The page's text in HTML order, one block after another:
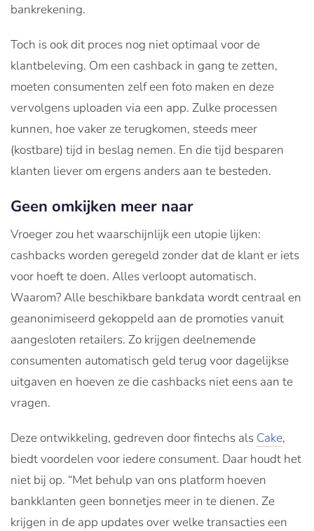
bankrekening.
Toch is ook dit proces nog niet optimaal voor de
klantbeleving. Om een cashback in gang te zetten,
moeten consumenten zelf een foto maken en deze
vervolgens uploaden via een app. Zulke processen
kunnen, hoe vaker ze terugkomen, steeds meer
(kostbare) tijd in beslag nemen. En die tijd besparen
klanten liever om ergens anders aan te besteden.
Geen omkijken meer naar
Vroeger zou het waarschijnlijk een utopie lijken:
cashbacks worden geregeld zonder dat de klant er iets
voor hoeft te doen. Alles verloopt automatisch.
Waarom? Alle beschikbare bankdata wordt centraal en
geanonimiseerd gekoppeld aan de promoties vanuit
aangesloten retailers. Zo krijgen deelnemende
consumenten automatisch geld terug voor dagelijkse
uitgaven en hoeven ze die cashbacks niet eens aan te
vragen.
Deze ontwikkeling, gedreven door fintechs als Cake,
biedt voordelen voor iedere consument. Daar houdt het
niet bij op. “Met behulp van ons platform hoeven
bankklanten geen bonnetjes meer in te dienen. Ze
krijgen in de app updates over welke transacties een